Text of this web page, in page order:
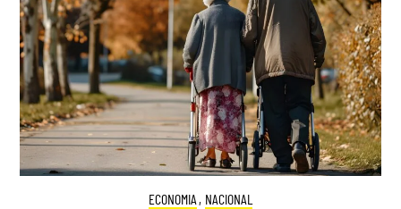
ECONOMIA , NACIONAL